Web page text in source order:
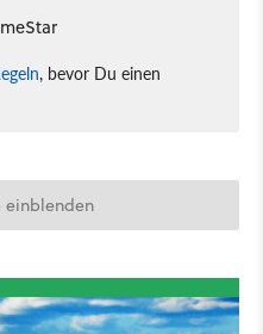
, bevor Du einen
einblenden